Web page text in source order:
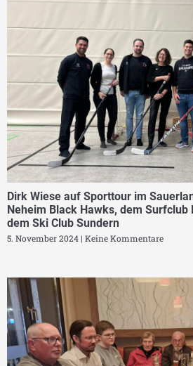
Dirk Wiese auf Sporttour im
Neheim Black Hawks, dem Surfclub
dem Ski Club Sundern
5. November 2024 Keine Kommentare